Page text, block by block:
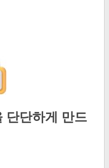
단단하게 만드